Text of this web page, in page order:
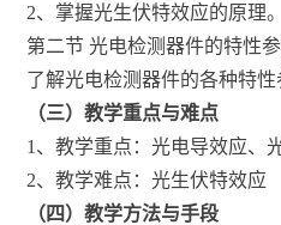
2、掌握光生伏特效应的原理。
第二节 光电检测器件的特性
了解光电检测器件的各种特性
（三）教学重点与难点
1、教学重点：光电导效应、
2、教学难点：光生伏特效应
（四）教学方法与手段